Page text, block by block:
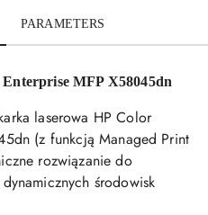
PARAMETERS
MFP X58045dn
laserowa HP Color
(z funkcją Managed Print
rozwiązanie do
środowisk